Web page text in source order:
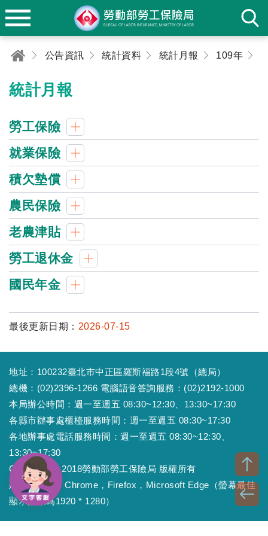
公告資訊 統計資料 統計月報 109年
統計月報
勞工保險
就業保險
積欠墊償
農民保險
老農津貼
勞工退休金
國民年金
最後更新日期： 2026-07-15
地址：100232臺北市中正區羅斯福路1段4號（總局）
總機：(02)2396-1266 電腦語音答詢服務：(02)2192-1000
本局辦公時間：週一至週五 08:30~12:30、13:30~17:30
各縣市辦事處櫃檯服務時間：週一至週五 08:30~17:30
各地辦事處電話服務時間：週一至週五 08:30~12:30、
13:30~17:30
Copyright © 2018勞動部勞工保險局 版權所有
建議瀏覽器：Chrome，Firefox，Microsoft Edge（螢幕最佳
顯示效果為1920 * 1280）